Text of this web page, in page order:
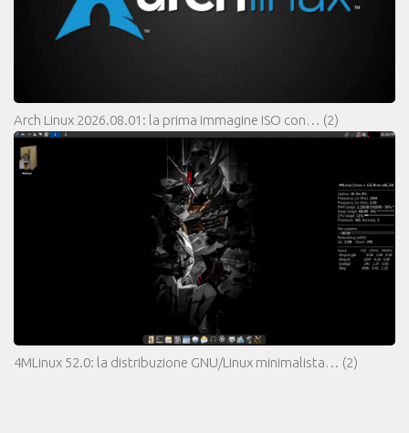
Arch Linux 2026.08.01: la prima immagine ISO con… (2)
4MLinux 52.0: la distribuzione GNU/Linux minimalista… (2)